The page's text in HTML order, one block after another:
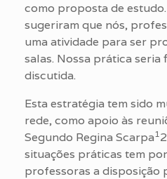
como proposta de
sugeriram que nós,
uma atividade para ser
salas. Nossa prática seria
discutida.
Esta estratégia tem sido
rede, como apoio às
Segundo Regina Scarpa 1
situações práticas tem
professoras a disposição